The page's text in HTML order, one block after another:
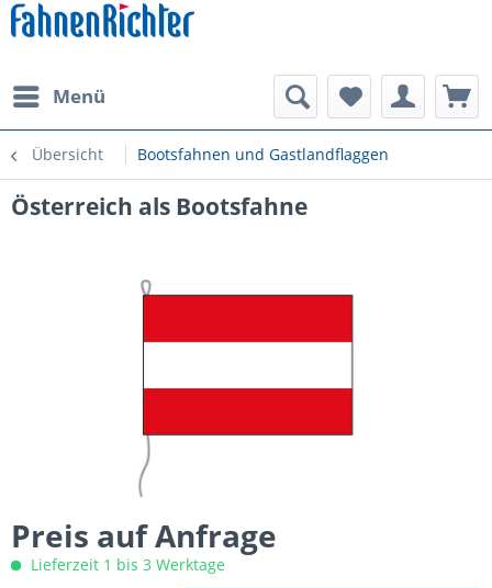
Menü
Übersicht Bootsfahnen und Gastlandflaggen
Österreich als Bootsfahne
Preis auf Anfrage
Lieferzeit 1 bis 3 Werktage